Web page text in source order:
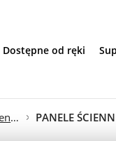
Dostępne od ręki
Panele ścienne